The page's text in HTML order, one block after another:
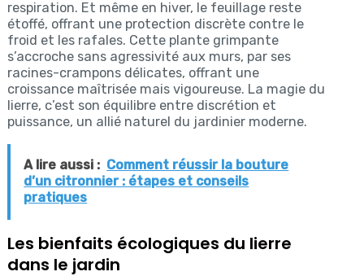
respiration. Et même en hiver, le feuillage reste
étoffé, offrant une protection discrète contre le
froid et les rafales. Cette plante grimpante
s’accroche sans agressivité aux murs, par ses
racines-crampons délicates, offrant une
croissance maîtrisée mais vigoureuse. La magie du
lierre, c’est son équilibre entre discrétion et
puissance, un allié naturel du jardinier moderne.
A lire aussi : Comment réussir la bouture
d’un citronnier : étapes et conseils
pratiques
Les bienfaits écologiques du lierre
dans le jardin